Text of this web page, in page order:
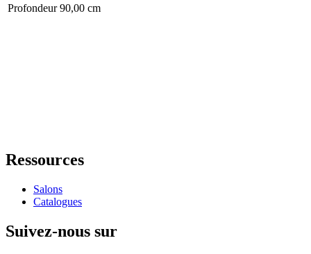
Profondeur 90,00 cm
Ressources
Salons
Catalogues
Suivez-nous sur